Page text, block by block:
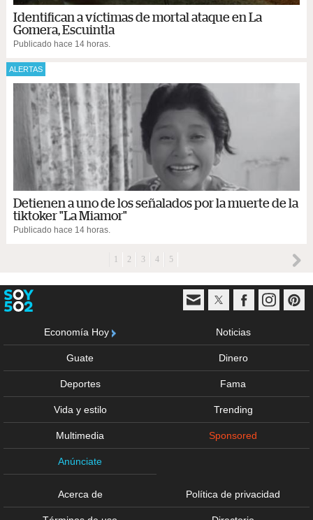
Identifican a víctimas de mortal ataque en La
Gomera, Escuintla
Publicado hace 14 horas.
ALERTAS
Detienen a uno de los señalados por la muerte de la
tiktoker "La Miamor"
Publicado hace 14 horas.
1 2 3 4 5
Economía Hoy Noticias
Guate Dinero
Deportes Fama
Vida y estilo Trending
Multimedia Sponsored
Anúnciate
Acerca de Política de privacidad